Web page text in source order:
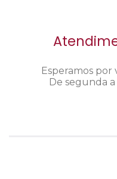
Esperamos por
De segunda a